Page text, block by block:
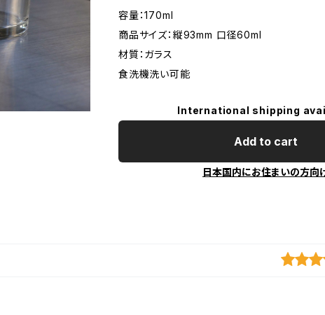
容量：170ml
商品サイズ：縦93mm 口径60ml
材質：ガラス
食洗機洗い可能
International shipping
Add to cart
日本国内にお住まいの方向